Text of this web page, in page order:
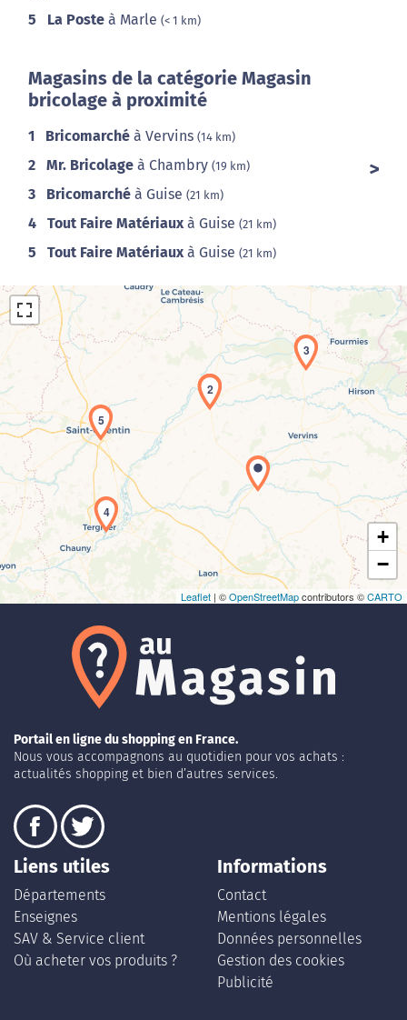
5 La Poste à Marle (< 1 km)
Magasins de la catégorie Magasin
bricolage à proximité
1 Bricomarché à Vervins (14 km)
2 Mr. Bricolage à Chambry (19 km)
3 Bricomarché à Guise (21 km)
4 Tout Faire Matériaux à Guise (21 km)
5 Tout Faire Matériaux à Guise (21 km)
Chargement de la carte en cours...
1
2
3
4
5
+
−
Leaflet | ©OpenStreetMapcontributors ©CARTO
Portail en ligne du shopping en France.
Nous vous accompagnons au quotidien pour vos achats :
actualités shopping et bien d’autres services.
Liens utiles
Départements
Enseignes
SAV & Service client
Où acheter vos produits ?
Informations
Contact
Mentions légales
Données personnelles
Gestion des cookies
Publicité